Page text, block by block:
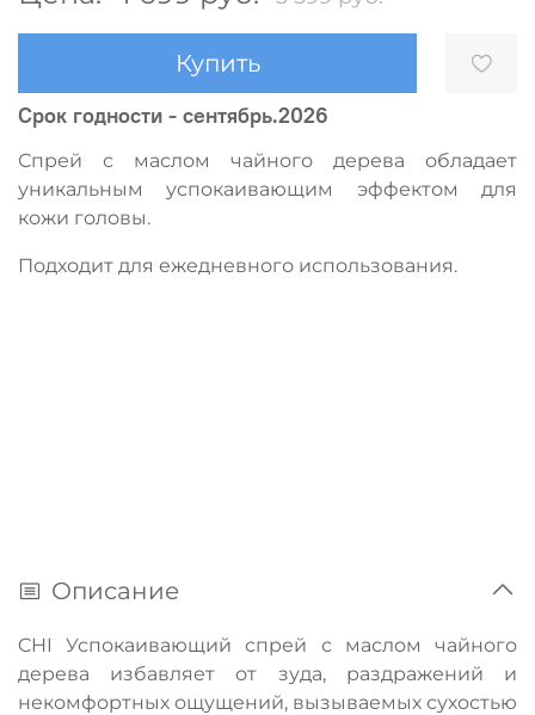
Купить
Срок годности - сентябрь.2026
Спрей с маслом чайного дерева обладает
уникальным успокаивающим эффектом для
кожи головы.
Подходит для ежедневного использования.
Описание
CHI Успокаивающий спрей с маслом чайного
дерева избавляет от зуда, раздражений и
некомфортных ощущений, вызываемых сухостью